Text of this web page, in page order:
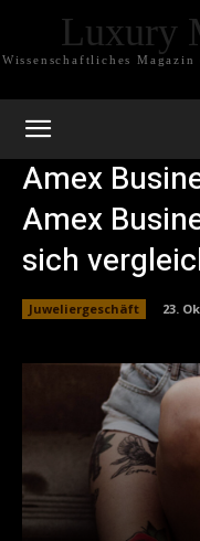
Luxury
Wissenschaftliches
Amex
Amex
sich
Juweliergeschäft 23.